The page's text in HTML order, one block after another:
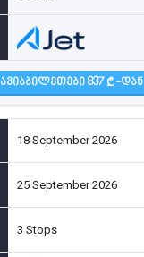
ᲐᲕᲘᲐᲑᲘᲚᲔᲗᲔᲑᲘ 837 -ᲓᲐᲜ
18 September 2026
25 September 2026
3 Stops